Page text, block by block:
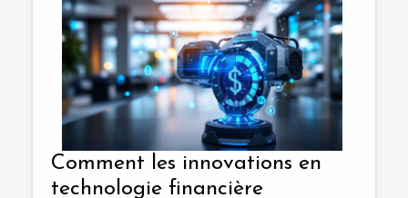
Comment les innovations en
technologie financière